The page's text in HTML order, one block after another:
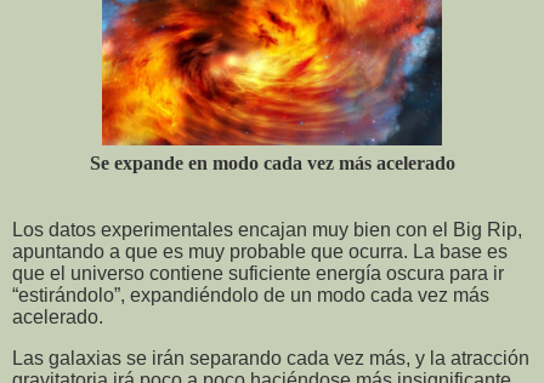
Se expande en modo cada vez más acelerado
Los datos experimentales encajan muy bien con el Big Rip,
apuntando a que es muy probable que ocurra. La base es
que el universo contiene suficiente energía oscura para ir
“estirándolo”, expandiéndolo de un modo cada vez más
acelerado.
Las galaxias se irán separando cada vez más, y la atracción